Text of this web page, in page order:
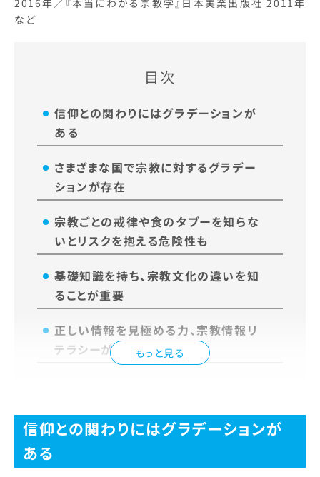
2016年／『本当にわかる宗教学』日本実業出版社 2011年
など
目次
もっと見る
信仰との関わりにはグラデーションが
ある
さまざまな国で宗教に対するグラデー
ションが存在
宗教ごとの戒律や食のタブーを知らな
いとリスクを抱える危険性も
基礎知識を持ち、宗教文化の違いを知
ることが重要
正しい情報を見極める力、宗教情報リ
テラシーが求められる
信仰との関わりにはグラデーションが
ある